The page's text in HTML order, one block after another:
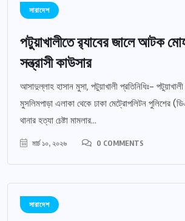
সারাদেশ
পটুয়াখালীতে র‍্যাবের জালে আটক
সন্ত্রাসী কাউসার
আসাদুল্লাহ হাসান মুসা, পটুয়াখালী প্রতিনিধিঃ-
মুসলিমপাড়া এলাকা থেকে ঢাকা মেট্রোপলিটন পুলিশের
থানার হত্যা চেষ্টা মামলার...
মার্চ ১০, ২০২৬ 0 COMMENTS
সারাদেশ